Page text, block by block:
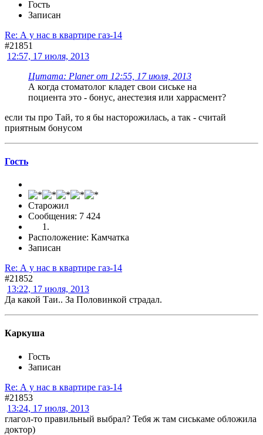
Гость
Записан
Re: А у нас в квартире газ-14
#21851
12:57, 17 июля, 2013
Цитата: Planer от 12:55, 17 июля, 2013
А когда стоматолог кладет свои сиське на
поциента это - бонус, анестезия или харрасмент?
если ты про Тай, то я бы насторожилась, а так - считай
приятным бонусом
Гоcть
Старожил
Сообщения: 7 424
Расположение: Камчатка
Записан
Re: А у нас в квартире газ-14
#21852
13:22, 17 июля, 2013
Да какой Таи.. За Половинкой страдал.
Каркуша
Гость
Записан
Re: А у нас в квартире газ-14
#21853
13:24, 17 июля, 2013
глагол-то правильный выбрал? Тебя ж там сиськаме обложила
доктор)